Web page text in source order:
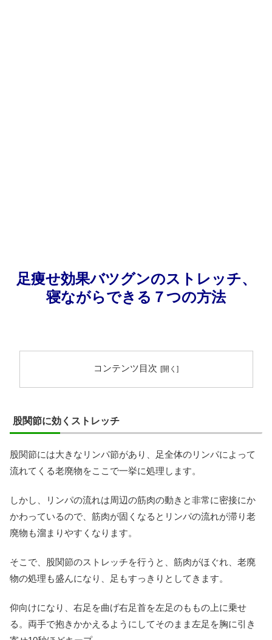
足痩せ効果バツグンのストレッチ、
寝ながらできる７つの方法
コンテンツ目次
股関節に効くストレッチ
股関節には大きなリンパ節があり、足全体のリンパによって
流れてくる老廃物をここで一挙に処理します。
しかし、リンパの流れは周辺の筋肉の動きと非常に密接にか
かわっているので、筋肉が固くなるとリンパの流れが滞り老
廃物も溜まりやすくなります。
そこで、股関節のストレッチを行うと、筋肉がほぐれ、老廃
物の処理も盛んになり、足もすっきりとしてきます。
仰向けになり、右足を曲げ右足首を左足のももの上に乗せ
る。両手で抱きかかえるようにしてそのまま左足を胸に引き